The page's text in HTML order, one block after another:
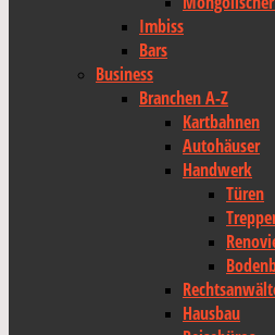
Imbiss
Bars
Business
Branchen A-Z
Kartbahnen
Autohäuser
Handwerk
Türen
Hausbau